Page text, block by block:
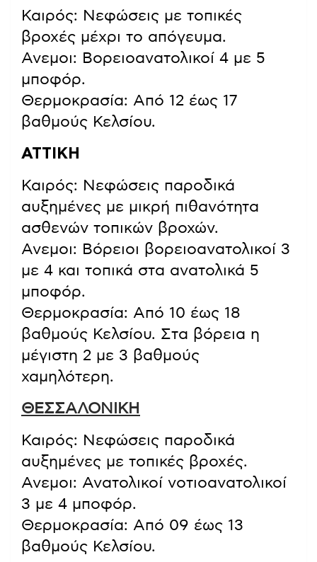
Καιρός: Νεφώσεις με τοπικές
βροχές μέχρι το απόγευμα.
Ανεμοι: Βορειοανατολικοί 4 με 5
μποφόρ.
Θερμοκρασία: Από 12 έως 17
βαθμούς Κελσίου.
ΑΤΤΙΚΗ
Καιρός: Νεφώσεις παροδικά
αυξημένες με μικρή πιθανότητα
ασθενών τοπικών βροχών.
Ανεμοι: Βόρειοι βορειοανατολικοί 3
με 4 και τοπικά στα ανατολικά 5
μποφόρ.
Θερμοκρασία: Από 10 έως 18
βαθμούς Κελσίου. Στα βόρεια η
μέγιστη 2 με 3 βαθμούς
χαμηλότερη.
ΘΕΣΣΑΛΟΝΙΚΗ
Καιρός: Νεφώσεις παροδικά
αυξημένες με τοπικές βροχές.
Ανεμοι: Ανατολικοί νοτιοανατολικοί
3 με 4 μποφόρ.
Θερμοκρασία: Από 09 έως 13
βαθμούς Κελσίου.